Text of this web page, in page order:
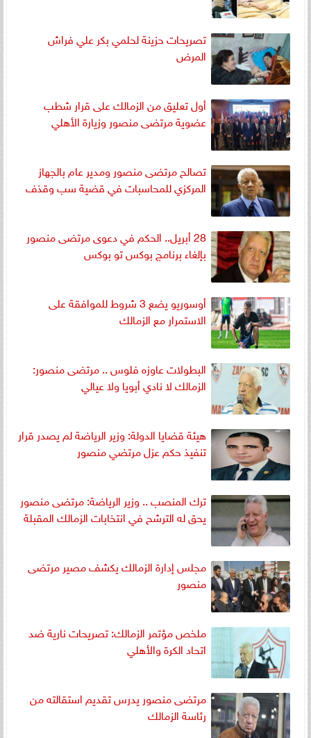
تصريحات حزينة لحلمي بكر علي فراش
المرض
أول تعليق من الزمالك على قرار شطب
عضوية مرتضى منصور وزيارة الأهلي
تصالح مرتضى منصور ومدير عام بالجهاز
المركزي للمحاسبات في قضية سب وقذف
28 أبريل.. الحكم في دعوى مرتضى منصور
بإلغاء برنامج بوكس تو بوكس
أوسوريو يضع 3 شروط للموافقة على
الاستمرار مع الزمالك
البطولات عاوزه فلوس .. مرتضى منصور:
الزمالك لا نادي أبويا ولا عيالي
هيئة قضايا الدولة: وزير الرياضة لم يصدر قرار
تنفيذ حكم عزل مرتضي منصور
ترك المنصب .. وزير الرياضة: مرتضى منصور
يحق له الترشح في انتخابات الزمالك المقبلة
مجلس إدارة الزمالك يكشف مصير مرتضى
منصور
ملخص مؤتمر الزمالك: تصريحات نارية ضد
اتحاد الكرة والأهلي
مرتضى منصور يدرس تقديم استقالته من
رئاسة الزمالك